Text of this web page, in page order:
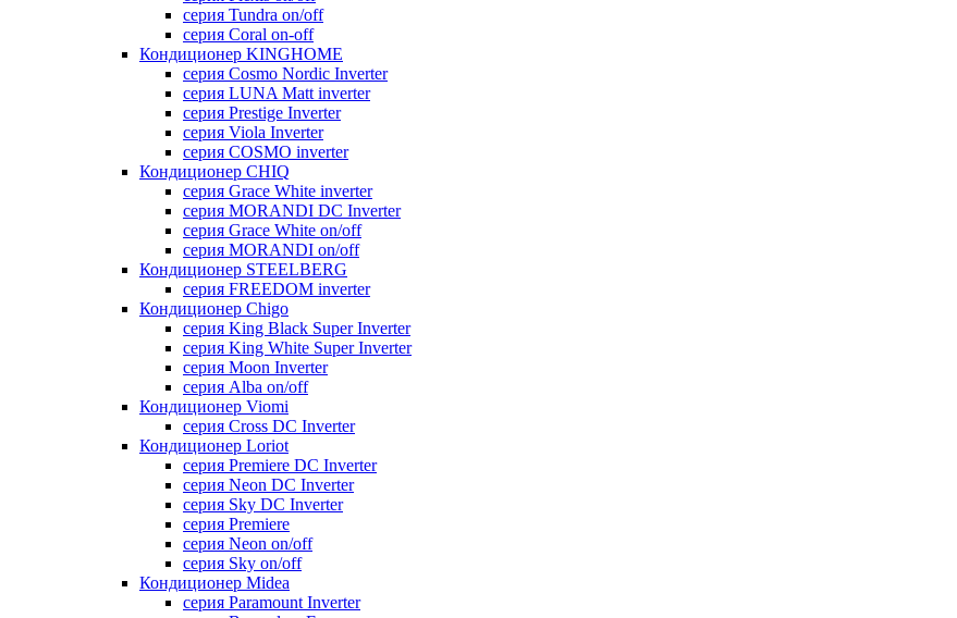
серия Tundra on/off
серия Coral on-off
Кондиционер KINGHOME
серия Cosmo Nordic Inverter
серия LUNA Matt inverter
серия Prestige Inverter
серия Viola Inverter
серия COSMO inverter
Кондиционер CHIQ
серия Grace White inverter
серия MORANDI DC Inverter
серия Grace White on/off
серия MORANDI on/off
Кондиционер STEELBERG
серия FREEDOM inverter
Кондиционер Chigo
серия King Black Super Inverter
серия King White Super Inverter
серия Moon Inverter
серия Alba on/off
Кондиционер Viomi
серия Cross DC Inverter
Кондиционер Loriot
серия Premiere DC Inverter
серия Neon DC Inverter
серия Sky DC Inverter
серия Premiere
серия Neon on/off
серия Sky on/off
Кондиционер Midea
серия Paramount Inverter